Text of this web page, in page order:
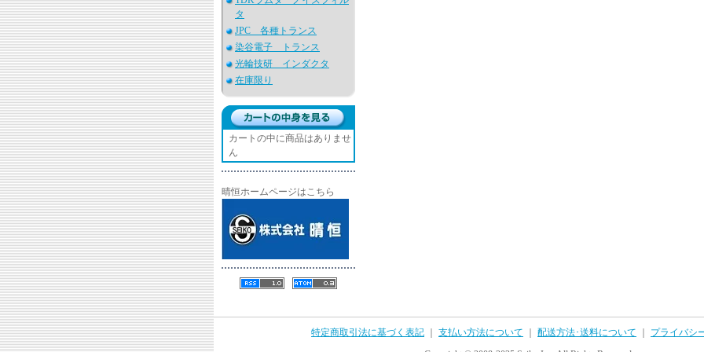
タ
JPC 各種トランス
染谷電子 トランス
光輪技研 インダクタ
在庫限り
カートの中に商品はありませ
ん
晴恒ホームページはこちら
特定商取引法に基づく表記 支払い方法について 配送方法･送料について
プライバシ